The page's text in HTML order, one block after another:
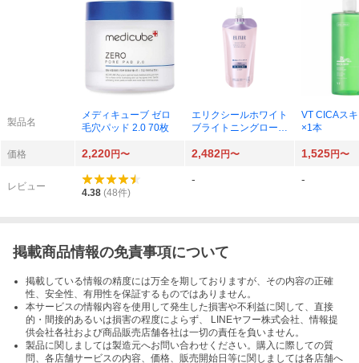
製品名
メディキューブ ゼロ
毛穴パッド 2.0 70枚
エリクシールホワイト
ブライトニングローシ
イプ）詰替/150ml
VT CICAス
×1本
価格 2,220円〜 2,482円〜 1,525円〜
レビュー
4.38 (48件)
- -
掲載商品情報の免責事項について
掲載している情報の精度には万全を期しておりますが、その内容の正確
性、安全性、有用性を保証するものではありません。
本サービスの情報内容を使用して発生した損害や不利益に関して、直接
的・間接的あるいは損害の程度によらず、 LINEヤフー株式会社、情報提
供会社各社および商品販売店舗各社は一切の責任を負いません。
製品に関しましては製造元へお問い合わせください。購入に際しての質
問、各店舗サービスの内容、価格、販売開始日等に関しましては各店舗へ